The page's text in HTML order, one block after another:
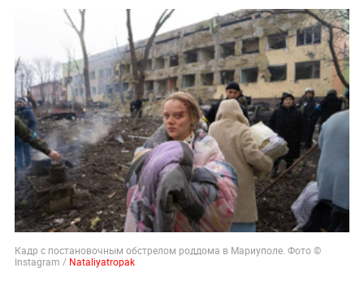
Кадр с постановочным обстрелом роддома в Мариуполе. Фото ©
Instagram / Nataliyatropak